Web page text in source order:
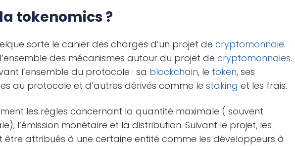
tokenomics ?
sorte le cahier des charges d’un projet decryptomonnaie.
des mécanismes autour du projet decryptomonnaies.
l’ensemble du protocole : sa blockchain, le token, ses
au protocole et d’autres dérivés comme lestaking et les frais.
les règles concernant la quantité maximale ( souvent
l’émission monétaire et la distribution. Suivant le projet, les
être attribués à une certaine entité comme les développeurs à